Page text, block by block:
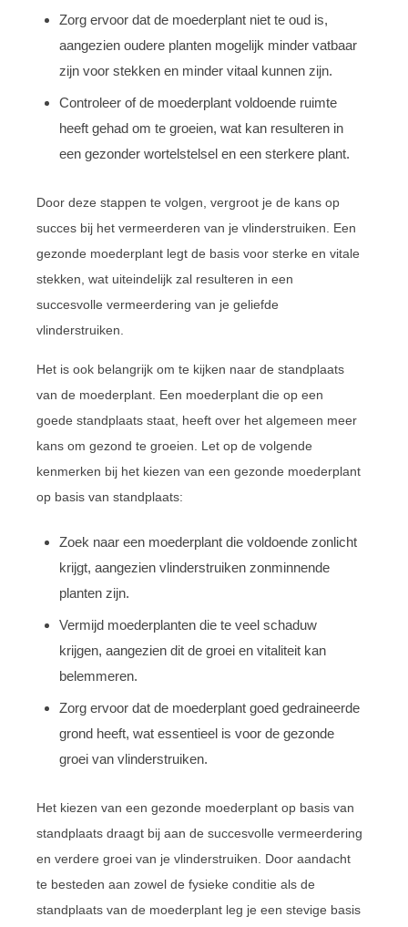
Zorg ervoor dat de moederplant niet te oud is,
aangezien oudere planten mogelijk minder vatbaar
zijn voor stekken en minder vitaal kunnen zijn.
Controleer of de moederplant voldoende ruimte
heeft gehad om te groeien, wat kan resulteren in
een gezonder wortelstelsel en een sterkere plant.
Door deze stappen te volgen, vergroot je de kans op
succes bij het vermeerderen van je vlinderstruiken. Een
gezonde moederplant legt de basis voor sterke en vitale
stekken, wat uiteindelijk zal resulteren in een
succesvolle vermeerdering van je geliefde
vlinderstruiken.
Het is ook belangrijk om te kijken naar de standplaats
van de moederplant. Een moederplant die op een
goede standplaats staat, heeft over het algemeen meer
kans om gezond te groeien. Let op de volgende
kenmerken bij het kiezen van een gezonde moederplant
op basis van standplaats:
Zoek naar een moederplant die voldoende zonlicht
krijgt, aangezien vlinderstruiken zonminnende
planten zijn.
Vermijd moederplanten die te veel schaduw
krijgen, aangezien dit de groei en vitaliteit kan
belemmeren.
Zorg ervoor dat de moederplant goed gedraineerde
grond heeft, wat essentieel is voor de gezonde
groei van vlinderstruiken.
Het kiezen van een gezonde moederplant op basis van
standplaats draagt bij aan de succesvolle vermeerdering
en verdere groei van je vlinderstruiken. Door aandacht
te besteden aan zowel de fysieke conditie als de
standplaats van de moederplant leg je een stevige basis